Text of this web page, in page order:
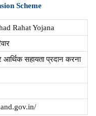
Scheme
Rahat Yojana
सहायता प्रदान करना